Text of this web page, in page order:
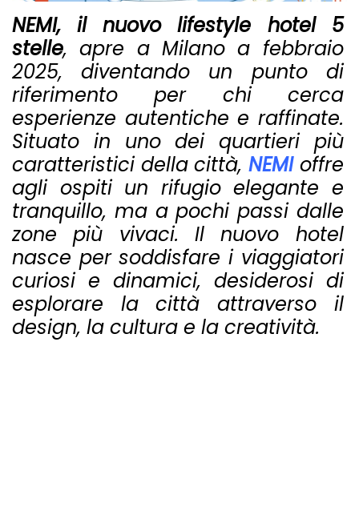
NEMI, il nuovo lifestyle hotel 5
stelle, apre a Milano a febbraio
2025, diventando un punto di
riferimento per chi cerca
esperienze autentiche e raffinate.
Situato in uno dei quartieri più
caratteristici della città,NEMIoffre
agli ospiti un rifugio elegante e
tranquillo, ma a pochi passi dalle
zone più vivaci. Il nuovo hotel
nasce per soddisfare i viaggiatori
curiosi e dinamici, desiderosi di
esplorare la città attraverso il
design, la cultura e la creatività.